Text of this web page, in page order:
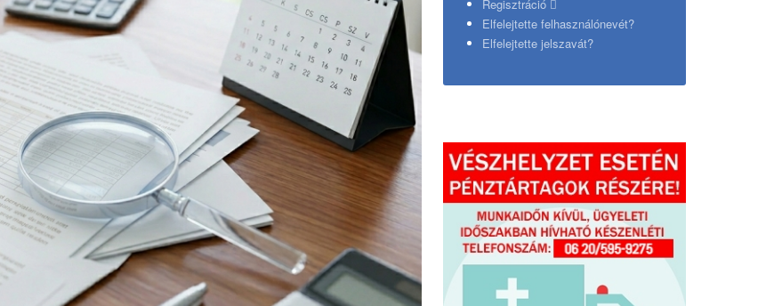
Regisztráció
Elfelejtette felhasználónevét?
Elfelejtette jelszavát?